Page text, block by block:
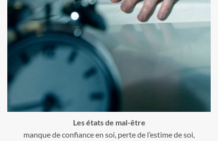
Les états de mal-être
manque de confiance en soi, perte de l’estime de soi,